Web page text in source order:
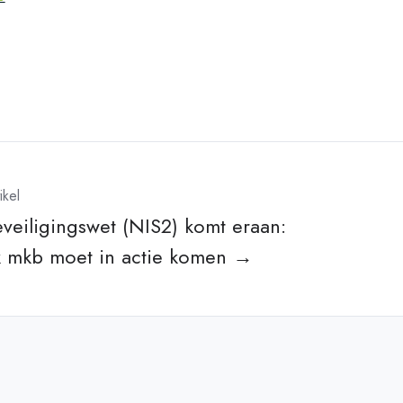
(NIS2) komt eraan:
mkb moet in actie komen →